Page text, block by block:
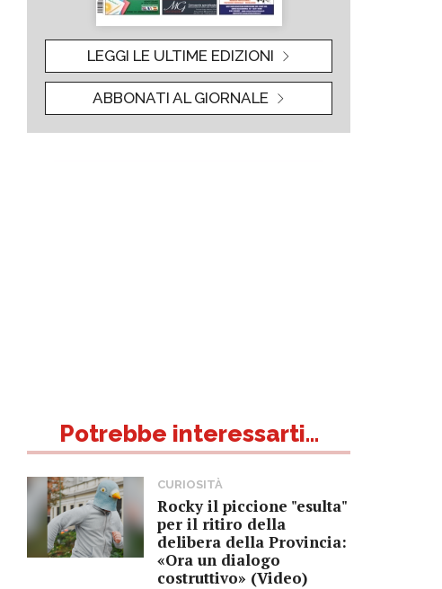
LEGGI LE ULTIME EDIZIONI
ABBONATI AL GIORNALE
Potrebbe interessarti...
CURIOSITÀ
Rocky il piccione "esulta"
per il ritiro della
delibera della Provincia:
«Ora un dialogo
costruttivo» (Video)